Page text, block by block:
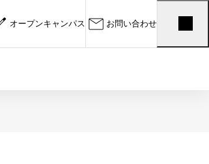
オープンキャンパス お問い合わせ